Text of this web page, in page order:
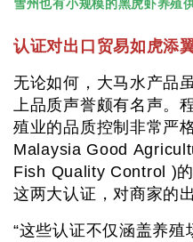
雪州也有小规模的黑虎虾养殖
认证对出口贸易如虎添
无论如何，大马水产品
上品质声誉颇有名声。
殖业的品质控制非常严
Malaysia Good
Fish Quality Control )
这两大认证，对商家的
“这些认证不仅涵盖养